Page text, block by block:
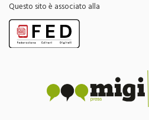
Questo sito è associato alla